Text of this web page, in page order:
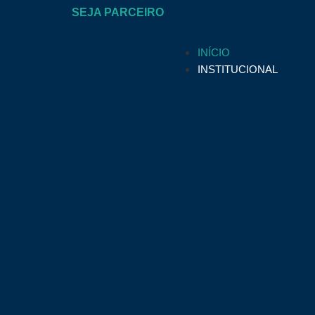
SEJA PARCEIRO
INÍCIO
INSTITUCIONAL